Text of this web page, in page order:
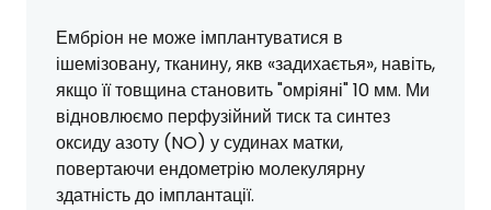
Ембріон не може імплантуватися в
ішемізовану, тканину, якв «задихаєтья», навіть,
якщо її товщина становить "омріяні" 10 мм. Ми
відновлюємо перфузійний тиск та синтез
оксиду азоту (NO) у судинах матки,
повертаючи ендометрію молекулярну
здатність до імплантації.